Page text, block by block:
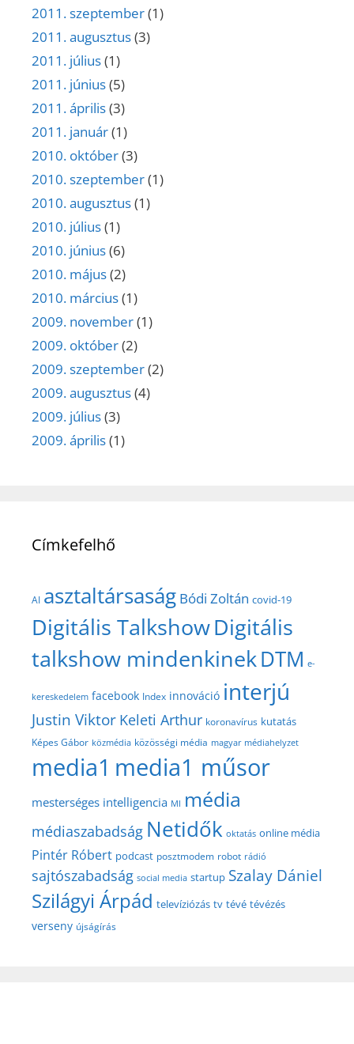
2011. szeptember(1)
2011. augusztus(3)
2011. július(1)
2011. június(5)
2011. április(3)
2011. január(1)
2010. október(3)
2010. szeptember(1)
2010. augusztus(1)
2010. július(1)
2010. június(6)
2010. május(2)
2010. március(1)
2009. november(1)
2009. október(2)
2009. szeptember(2)
2009. augusztus(4)
2009. július(3)
2009. április(1)
Címkefelhő
AI asztaltársaság Bódi Zoltán covid-19
Digitális TalkshowDigitális
talkshow mindenkinekDTM e-
kereskedelem facebook Index innováció interjú
Justin Viktor Keleti Arthur koronavírus kutatás
Képes Gábor közmédia közösségi média magyar médiahelyzet
media1 media1 műsor
mesterséges intelligencia MI média
médiaszabadság Netidők oktatás online média
Pintér Róbert podcast posztmodem robot rádió
sajtószabadság social media startup Szalay Dániel
Szilágyi Árpád televíziózás tv tévé tévézés
verseny újságírás